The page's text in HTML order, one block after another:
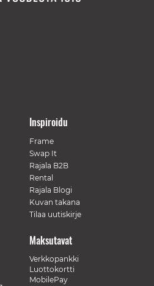
Inspiroidu
Frame
Swap It
Rajala B2B
Rental
Rajala Blogi
Kuvan takana
Tilaa uutiskirje
Maksutavat
Verkkopankki
Luottokortti
MobilePay